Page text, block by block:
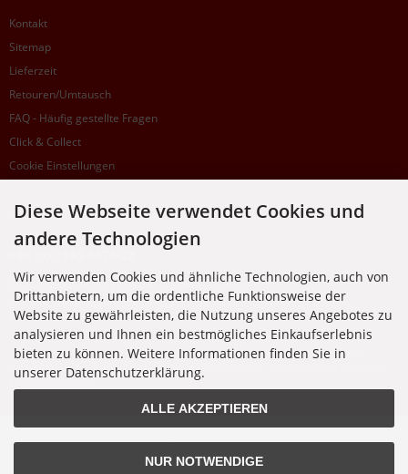
Kontakt
Sitemap
Lieferzeit
Retouren/Umtausch
FAQ - Häufig gestellte Fragen
Click & Collect
Cookie Einstellungen
SUPPORTHOTLINE
Zu laufenden Aufträgen oder Fragen allgemein:
Montag, Dienstag, Donnerstag, Freitag: 10:00 - 16:00 Uhr
Mittwoch: 10:00 - 18:00 Uhr
* Kosten: normaler Ortstarif DE, mit Flatratevertrag natürlich kostenlos. Aus dem
Ausland fallen die jeweils geltenden Auslandsgebühren an. Anrufe aus dem Handynetz
können abweichen.
Alle Preise inkl. gesetzl. MwSt. zzgl.Versandkosten. Die durchgestrichenen Preise
entsprechen dem bisherigen Preis bei Nixgut Onlineshop
Diese Webseite verwendet Cookies und
andere Technologien
Wir verwenden Cookies und ähnliche Technologien, auch von
Drittanbietern, um die ordentliche Funktionsweise der
Website zu gewährleisten, die Nutzung unseres Angebotes zu
analysieren und Ihnen ein bestmögliches Einkaufserlebnis
bieten zu können. Weitere Informationen finden Sie in
unserer Datenschutzerklärung.
ALLE AKZEPTIEREN
NUR NOTWENDIGE